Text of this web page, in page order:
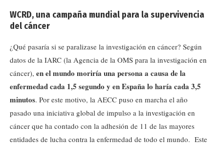
WCRD, una campaña mundial para la supervivencia
del cáncer
¿Qué pasaría si se paralizase la investigación en cáncer? Según
datos de la IARC (la Agencia de la OMS para la investigación en
cáncer), en el mundo moriría una persona a causa de la
enfermedad cada 1,5 segundo y en España lo haría cada 3,5
minutos. Por este motivo, la AECC puso en marcha el año
pasado una iniciativa global de impulso a la investigación en
cáncer que ha contado con la adhesión de 11 de las mayores
entidades de lucha contra la enfermedad de todo el mundo. Este